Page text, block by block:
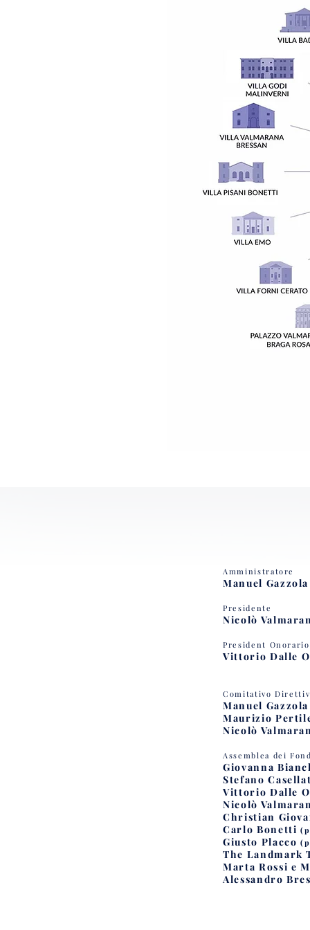
Amministratore
Manuel Gazzola
Presidente
Nicolò
President Onorario
Vittorio Dalle
Comitativo
Manuel Gazzola
Maurizio
Nicolò
Assemblea dei
Giovanna
Stefano
Vittorio Dalle
Nicolò
Christian
Carlo Bonetti
Giusto Placco
The Landmark
Marta Rossi e
Alessandro